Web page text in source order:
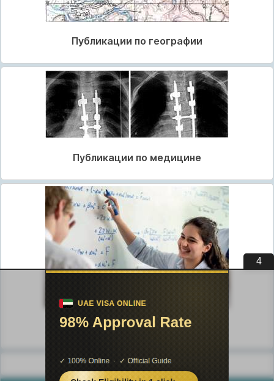
Публикации по географии
Публикации по медицине
Публикации по педагогике
Разделы публикаций
3